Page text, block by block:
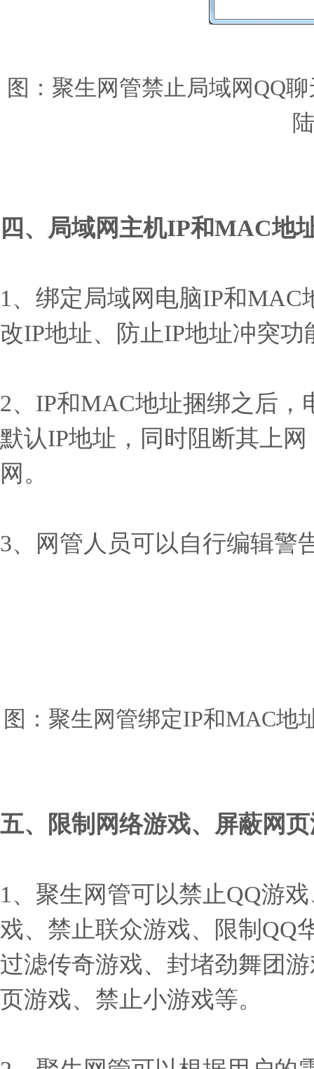
图：聚生网管禁止局域网QQ
四、局域网主机IP和MAC地
1、绑定局域网电脑IP和
改IP地址、防止IP地址冲突功
2、IP和MAC地址捆绑之后
默认IP地址，同时阻断其上
网。
3、网管人员可以自行编辑警
图：聚生网管绑定IP和MAC地
五、限制网络游戏、屏蔽网
1、聚生网管可以禁止QQ游
戏、禁止联众游戏、限制QQ
过滤传奇游戏、封堵劲舞团
页游戏、禁止小游戏等。